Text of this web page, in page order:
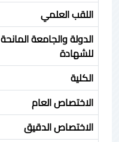
اللقب العلمي
الدولة والجامعة المانحة
للشهادة
الكلية
الاختصاص العام
الاختصاص الدقيق